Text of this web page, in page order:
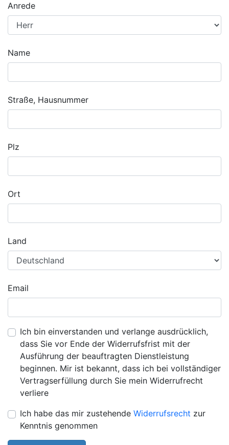
Anrede
Name
Straße, Hausnummer
Plz
Ort
Land
Email
Ich bin einverstanden und verlange ausdrücklich,
dass Sie vor Ende der Widerrufsfrist mit der
Ausführung der beauftragten Dienstleistung
beginnen. Mir ist bekannt, dass ich bei vollständiger
Vertragserfüllung durch Sie mein Widerrufrecht
verliere
Ich habe das mir zustehende Widerrufsrecht zur
Kenntnis genommen